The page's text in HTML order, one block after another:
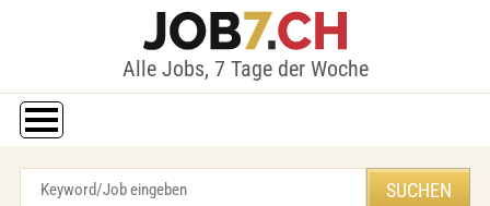
Alle Jobs, 7 Tage der Woche